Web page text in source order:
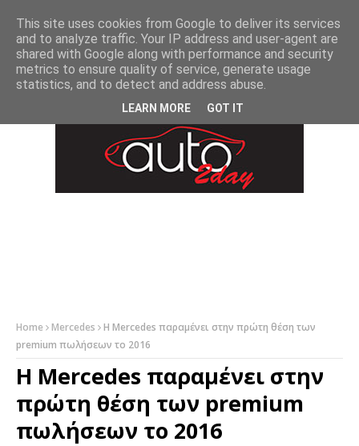
Home Mercedes
Η Mercedes παραμένει στην πρώτη θέση των
premium πωλήσεων το 2016
Η Mercedes παραμένει στην
πρώτη θέση των premium
πωλήσεων το 2016
This site uses cookies from Google to deliver its services
and to analyze traffic. Your IP address and user-agent are
shared with Google along with performance and security
metrics to ensure quality of service, generate usage
statistics, and to detect and address abuse.
LEARN MORE GOT IT